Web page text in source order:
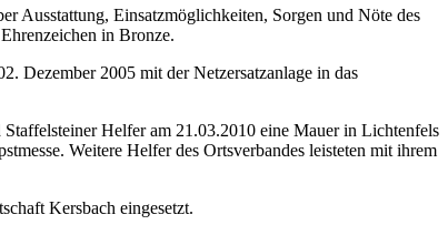
Ausstattung, Einsatzmöglichkeiten, Sorgen und Nöte des
in Bronze.
Dezember 2005 mit der Netzersatzanlage in das
Weitere Helfer des Ortsverbandes leisteten mit ihrem
Kersbach eingesetzt.